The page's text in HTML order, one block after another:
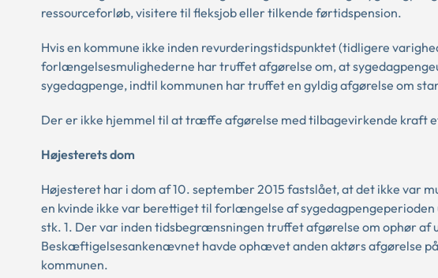
ressourceforløb, visitere til fleksjob eller tilkende førtidspension.
Hvis en kommune ikke inden revurderingstidspunktet (tidligere
forlængelsesmulighederne har truffet afgørelse om, at
sygedagpenge, indtil kommunen har truffet en gyldig afgørelse om
Der er ikke hjemmel til at træffe afgørelse med tilbagevirkende kraft
Højesterets dom
Højesteret har i dom af 10. september 2015 fastslået, at det ikke
en kvinde ikke var berettiget til forlængelse af
stk. 1. Der var inden tidsbegrænsningen truffet afgørelse om ophør af
Beskæftigelsesankenævnet havde ophævet anden aktørs afgørelse
kommunen.